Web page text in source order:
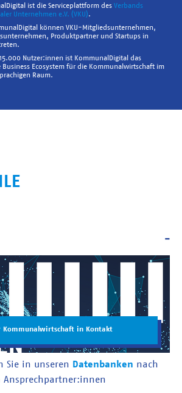
ist die Serviceplattform des Verbands
Unternehmen e.V. (VKU).
können VKU-Mitgliedsunternehmen,
Produktpartner und Startups in
Nutzer:innen ist KommunalDigital das
Ecosystem für die Kommunalwirtschaft im
Raum.
Kommunalwirtschaft in Kontakt
Sie in unseren Datenbanken nach